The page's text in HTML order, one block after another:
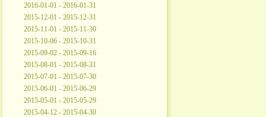
2016-01-01 - 2016-01-31
2015-12-01 - 2015-12-31
2015-11-01 - 2015-11-30
2015-10-06 - 2015-10-31
2015-09-02 - 2015-09-16
2015-08-01 - 2015-08-31
2015-07-01 - 2015-07-30
2015-06-01 - 2015-06-29
2015-05-01 - 2015-05-29
2015-04-12 - 2015-04-30